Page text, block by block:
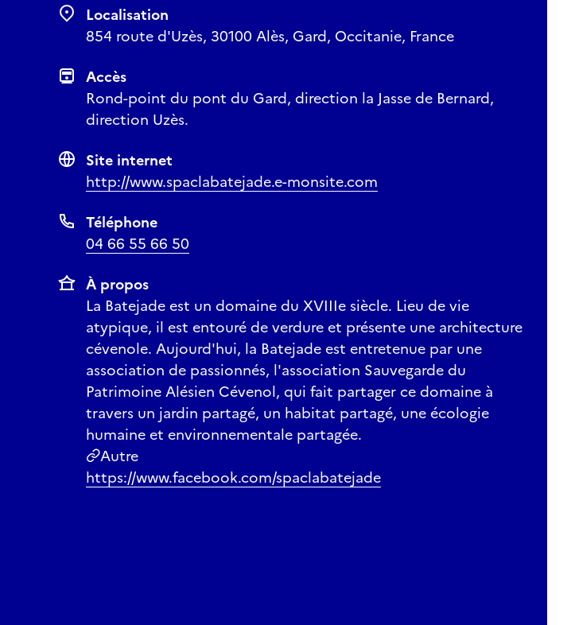
Localisation
854 route d'Uzès, 30100 Alès, Gard, Occitanie, France
Accès
Rond-point du pont du Gard, direction la Jasse de Bernard,
direction Uzès.
Site internet
http://www.spaclabatejade.e-monsite.com
Téléphone
04 66 55 66 50
À propos
La Batejade est un domaine du XVIIIe siècle. Lieu de vie
atypique, il est entouré de verdure et présente une architecture
cévenole. Aujourd'hui, la Batejade est entretenue par une
association de passionnés, l'association Sauvegarde du
Patrimoine Alésien Cévenol, qui fait partager ce domaine à
travers un jardin partagé, un habitat partagé, une écologie
humaine et environnementale partagée.
Autre
https://www.facebook.com/spaclabatejade